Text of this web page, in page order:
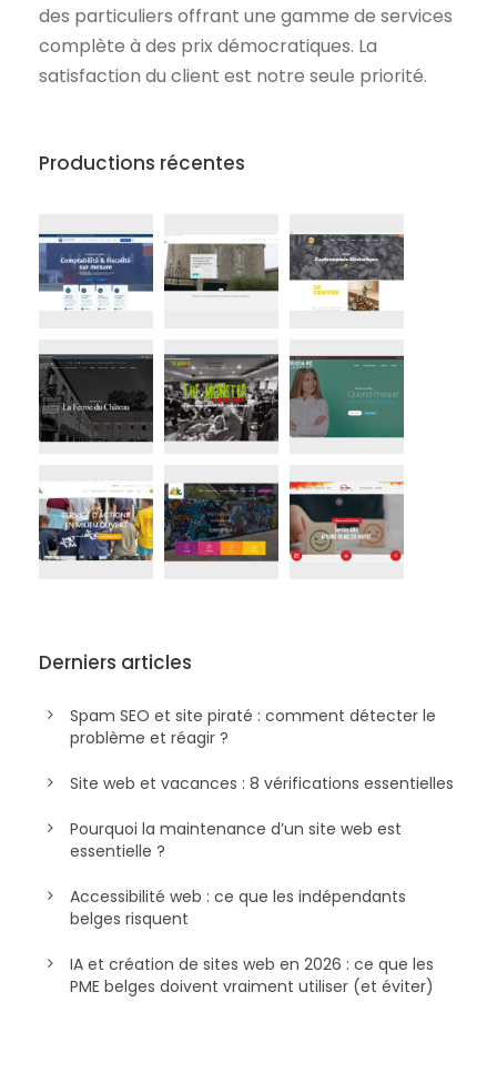
des particuliers offrant une gamme de services
complète à des prix démocratiques. La
satisfaction du client est notre seule priorité.
Productions récentes
Derniers articles
Spam SEO et site piraté : comment détecter le
problème et réagir ?
Site web et vacances : 8 vérifications essentielles
Pourquoi la maintenance d’un site web est
essentielle ?
Accessibilité web : ce que les indépendants
belges risquent
IA et création de sites web en 2026 : ce que les
PME belges doivent vraiment utiliser (et éviter)